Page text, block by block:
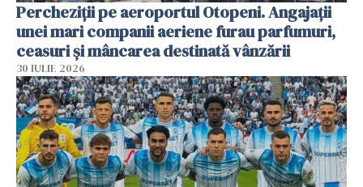
Percheziții pe aeroportul Otopeni. Angajații
unei mari companii aeriene furau parfumuri,
ceasuri și mâncarea destinată vânzării
30 IULIE 2026